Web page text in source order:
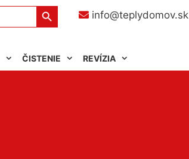
info@teplydomov.sk
Search Button
ČISTENIE REVÍZIA